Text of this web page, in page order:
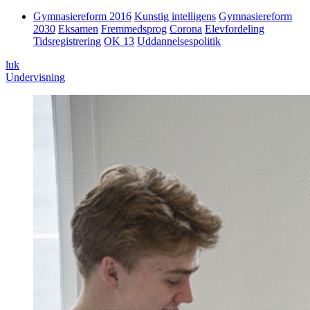
Gymnasiereform 2016 Kunstig intelligens Gymnasiereform
2030 Eksamen Fremmedsprog Corona Elevfordeling
Tidsregistrering OK 13 Uddannelsespolitik
luk
Undervisning